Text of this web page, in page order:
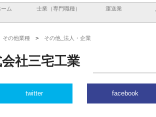
ーム 士業（専門職種） 運送業
その他業種 > その他_法人・企業
社三宅工業
twitter facebook